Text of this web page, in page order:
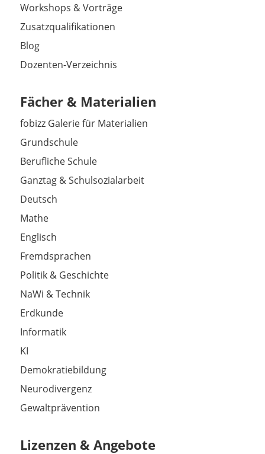
Workshops & Vorträge
Zusatzqualifikationen
Blog
Dozenten-Verzeichnis
Fächer & Materialien
fobizz Galerie für Materialien
Grundschule
Berufliche Schule
Ganztag & Schulsozialarbeit
Deutsch
Mathe
Englisch
Fremdsprachen
Politik & Geschichte
NaWi & Technik
Erdkunde
Informatik
KI
Demokratiebildung
Neurodivergenz
Gewaltprävention
Lizenzen & Angebote